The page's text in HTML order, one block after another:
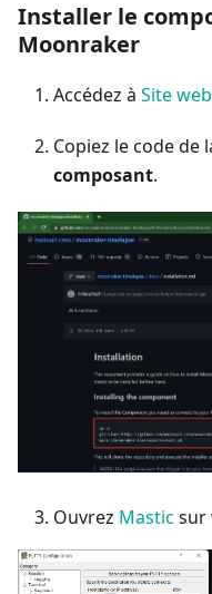
Installer le
Moonraker
Accédez à Site
Copiez le code de
composant.
Ouvrez Mastic sur